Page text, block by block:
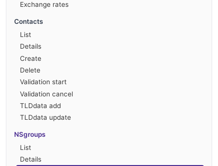
Exchange rates
Contacts
List
Details
Create
Delete
Validation start
Validation cancel
TLDdata add
TLDdata update
NSgroups
List
Details